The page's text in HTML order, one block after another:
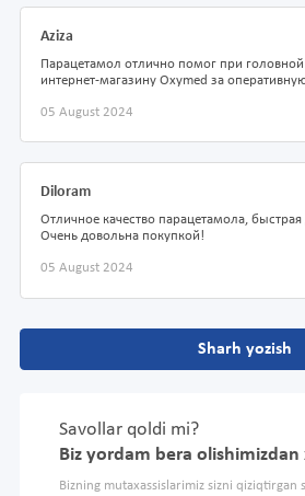
Aziza
Парацетамол отлично помог при
интернет-магазину Oxymed за
05 August 2024
Diloram
Отличное качество парацетамола, быстрая
Очень довольна покупкой!
05 August 2024
Sharh yozish
Savollar qoldi mi?
Biz yordam bera olishimizdan
Bizning mutaxassislarimiz sizni qiziqtirgan